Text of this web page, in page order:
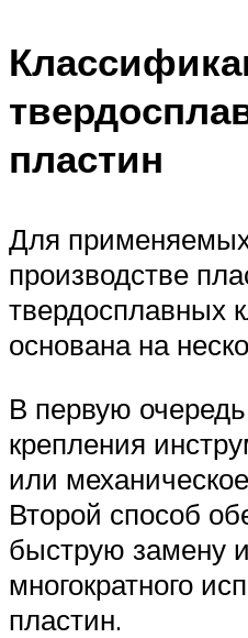
пластин
Для
производстве
твердосплавных
основана на
В первую
крепления
или
Второй способ
быструю замену
многократного
пластин.